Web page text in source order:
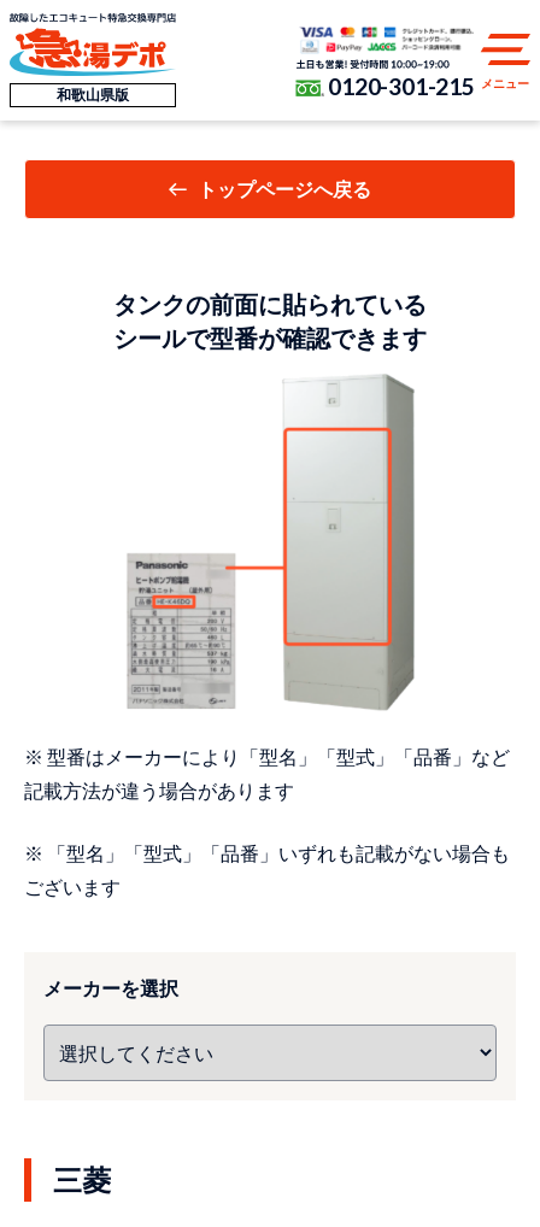
和歌山県版 0120-301-215 メニュー
トップページへ戻る
タンクの前面に貼られている
シールで型番が確認できます
※ 型番はメーカーにより「型名」「型式」「品番」など
記載方法が違う場合があります
※ 「型名」「型式」「品番」いずれも記載がない場合も
ございます
メーカーを選択
三菱